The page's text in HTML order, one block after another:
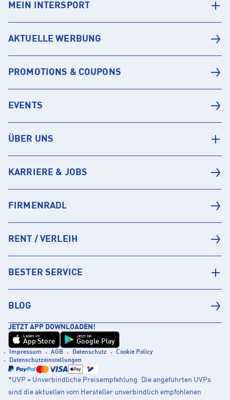
MEIN INTERSPORT
AKTUELLE WERBUNG
PROMOTIONS & COUPONS
EVENTS
ÜBER UNS
KARRIERE & JOBS
FIRMENRADL
RENT / VERLEIH
BESTER SERVICE
BLOG
JETZT APP DOWNLOADEN!
Laden im
App Store
Jetzt bei
Google Play
Impressum AGB Datenschutz
Cookie Policy
Datenschutzeinstellungen
*UVP = Unverbindliche Preisempfehlung. Die angeführten UVPs
sind die aktuellen vom Hersteller unverbindlich empfohlenen